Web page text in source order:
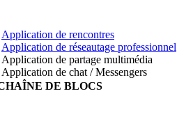
Application de rencontres
Application de réseautage professionnel
Application de partage multimédia
Application de chat / Messengers
DE BLOCS